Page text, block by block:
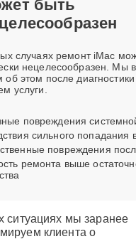
быть
случаях ремонт iMac
нецелесообразен. Мы
этом после
услуги.
повреждения
сильного попадания
повреждения
ремонта выше
ситуациях мы заранее
клиента о